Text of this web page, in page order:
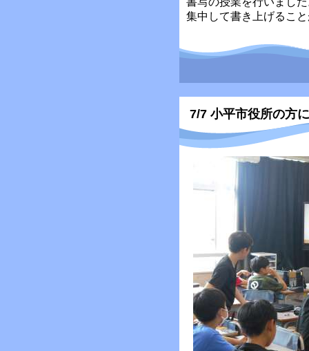
集中して書き上げるこ
7/7 小平市役所の方